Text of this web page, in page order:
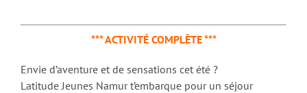
*** ACTIVITÉ COMPLÈTE ***
Envie d’aventure et de sensations cet été ?
Latitude Jeunes Namur t’embarque pour un séjour